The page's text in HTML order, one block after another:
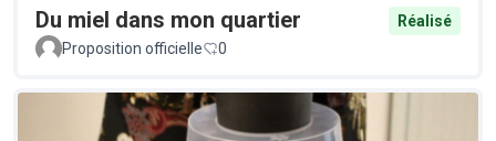
Du miel dans mon quartier
Réalisé
Proposition officielle
0